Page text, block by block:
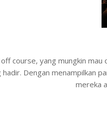
course, yang mungkin
hadir. Dengan menampilkan
mereka